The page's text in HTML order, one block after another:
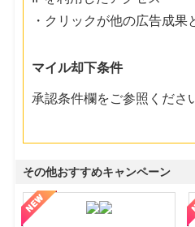
・クリックが他の広告成果
マイル却下条件
承認条件欄をご参照くださ
その他おすすめキャンペーン